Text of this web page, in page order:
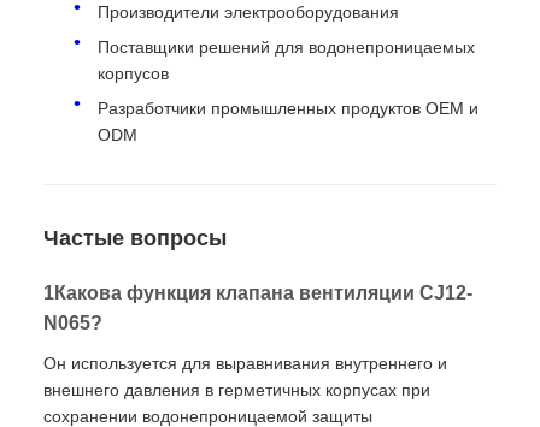
Производители электрооборудования
Поставщики решений для водонепроницаемых
корпусов
Разработчики промышленных продуктов OEM и
ODM
Частые вопросы
1Какова функция клапана вентиляции CJ12-
N065?
Он используется для выравнивания внутреннего и
внешнего давления в герметичных корпусах при
сохранении водонепроницаемой защиты